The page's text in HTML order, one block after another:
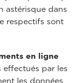
astérisque dans
respectifs sont
en ligne
effectués par les
les données